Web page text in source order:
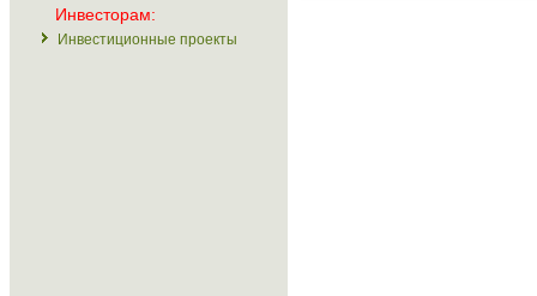
Инвесторам:
Инвестиционные проекты